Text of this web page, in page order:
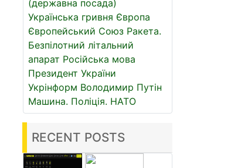
(державна посада)
Українська гривня Європа
Європейський Союз Ракета.
Безпілотний літальний
апарат Російська мова
Президент України
Укрінформ Володимир Путін
Машина. Поліція. НАТО
RECENT POSTS